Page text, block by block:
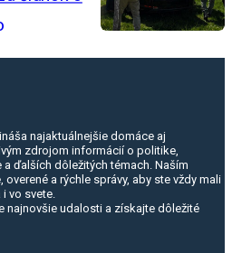
najaktuálnejšie domáce aj
zdrojom informácií o politike,
ďalších dôležitých témach. Naším
a rýchle správy, aby ste vždy mali
vo svete.
najnovšie udalosti a získajte dôležité